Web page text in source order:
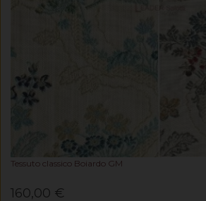
Tessuto classico Boiardo GM
160,00 €